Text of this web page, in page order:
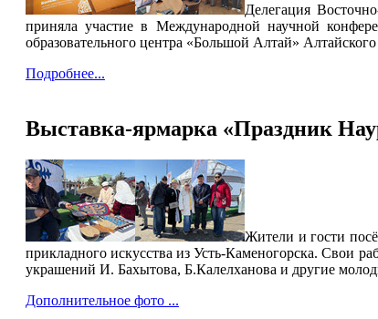
Делегация
приняла участие в Международной научной
образовательного центра «Большой Алтай»
Подробнее...
Выставка-ярмарка «Праздник
Жители и гости
прикладного искусства из Усть-Каменогорска. Свои
украшений И. Бахытова, Б.Калелханова и другие
Дополнительное фото ...